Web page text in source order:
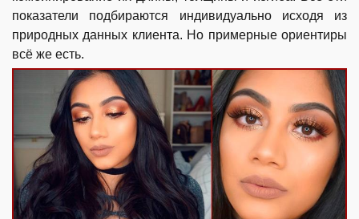
показатели подбираются индивидуально исходя из
природных данных клиента. Но примерные ориентиры
всё же есть.